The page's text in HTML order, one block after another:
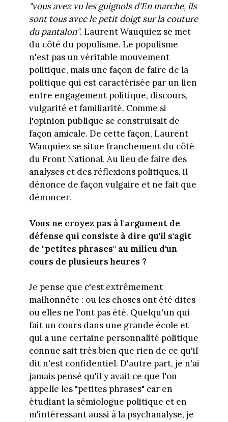
"vous avez vu les guignols d'En marche, ils
sont tous avec le petit doigt sur la couture
du pantalon", Laurent Wauquiez se met
du côté du populisme. Le populisme
n'est pas un véritable mouvement
politique, mais une façon de faire de la
politique qui est caractérisée par un lien
entre engagement politique, discours,
vulgarité et familiarité. Comme si
l'opinion publique se construisait de
façon amicale. De cette façon, Laurent
Wauquiez se situe franchement du côté
du Front National. Au lieu de faire des
analyses et des réflexions politiques, il
dénonce de façon vulgaire et ne fait que
dénoncer.
Vous ne croyez pas à l'argument de
défense qui consiste à dire qu'il s'agit
de "petites phrases" au milieu d'un
cours de plusieurs heures ?
Je pense que c'est extrêmement
malhonnête : ou les choses ont été dites
ou elles ne l'ont pas été. Quelqu'un qui
fait un cours dans une grande école et
qui a une certaine personnalité politique
connue sait très bien que rien de ce qu'il
dit n'est confidentiel. D'autre part, je n'ai
jamais pensé qu'il y avait ce que l'on
appelle les "petites phrases" car en
étudiant la sémiologue politique et en
m'intéressant aussi à la psychanalyse, je